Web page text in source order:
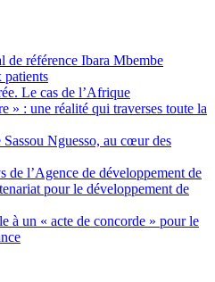
de référence Ibara Mbembe
patients
Le cas de l’Afrique
» : une réalité qui traverses toute la
Nguesso, au cœur des
de l’Agence de développement de
pour le développement de
à un « acte de concorde » pour le